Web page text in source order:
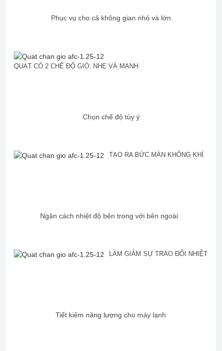
Phục vụ cho cả không gian nhỏ và lớn
QUẠT CÓ 2 CHẾ ĐỘ GIÓ: NHẸ VÀ MẠNH
Chọn chế độ tùy ý
TẠO RA BỨC MÀN KHÔNG KHÍ
Ngăn cách nhiệt độ bên trong với bên ngoài
LÀM GIẢM SỰ TRAO ĐỔI NHIỆT
Tiết kiệm năng lượng cho máy lạnh